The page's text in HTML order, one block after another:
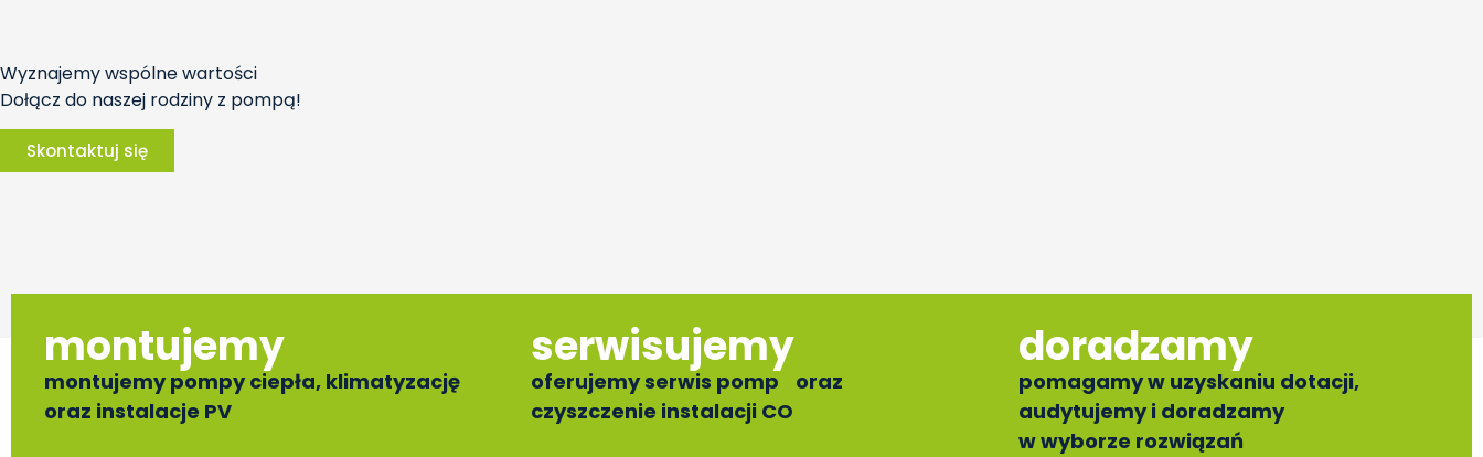
Wyznajemy wspólne wartości
Dołącz do naszej rodziny z pompą!
Skontaktuj się
montujemy
montujemy pompy ciepła, klimatyzację
oraz instalacje PV
serwisujemy
oferujemy serwis pomp oraz
czyszczenie instalacji CO
doradzamy
pomagamy w uzyskaniu dotacji,
audytujemy i doradzamy
w wyborze rozwiązań